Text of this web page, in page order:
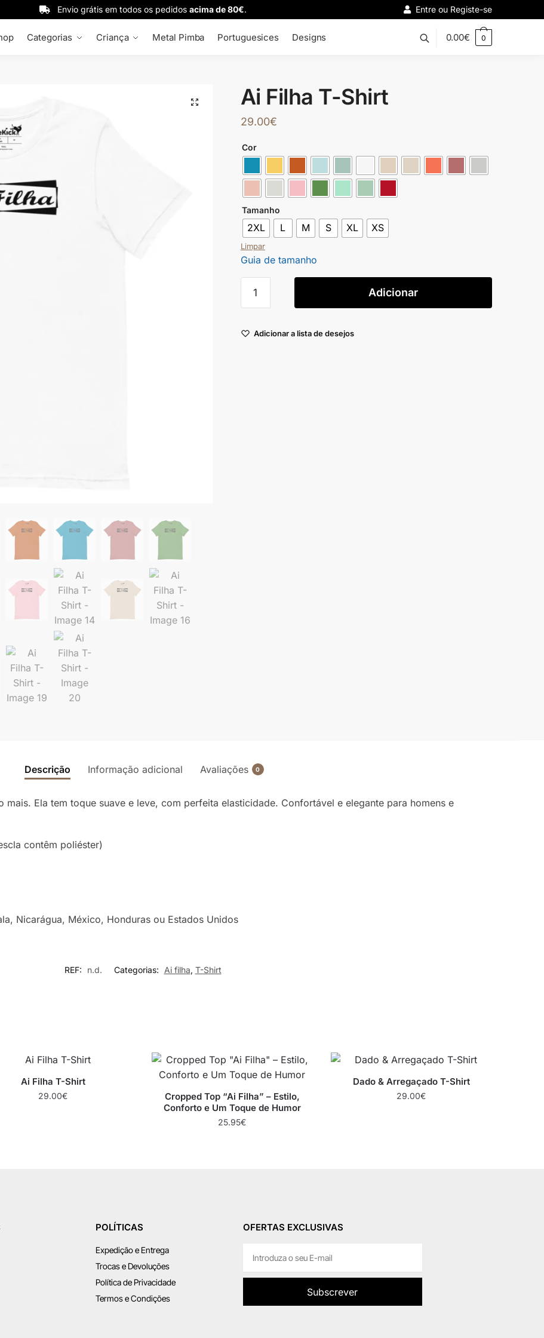
Envio grátis em todos os pedidos acima de 80€. Entre ou Registe-se
Categorias Criança Metal Pimba Portuguesices Designs 0.00€ 0
🔍 Ai Filha T-Shirt
29.00€
Cor
Tamanho
2XL L M S XL XS
Limpar
Guia de tamanho
Adicionar
Adicionar a lista de desejos
Descrição Informação adicional Avaliações 0
mais. Ela tem toque suave e leve, com perfeita elasticidade. Confortável e elegante para homens e
contêm poliéster)
Nicarágua, México, Honduras ou Estados Unidos
REF: n.d. Categorias: Ai filha, T-Shirt
Ai Filha T-Shirt
29.00€
Cropped Top “Ai Filha” – Estilo,
Conforto e Um Toque de Humor
25.95€
Dado & Arregaçado T-Shirt
29.00€
POLÍTICAS
Expedição e Entrega
Trocas e Devoluções
Política de Privacidade
Termos e Condições
OFERTAS EXCLUSIVAS
Subscrever